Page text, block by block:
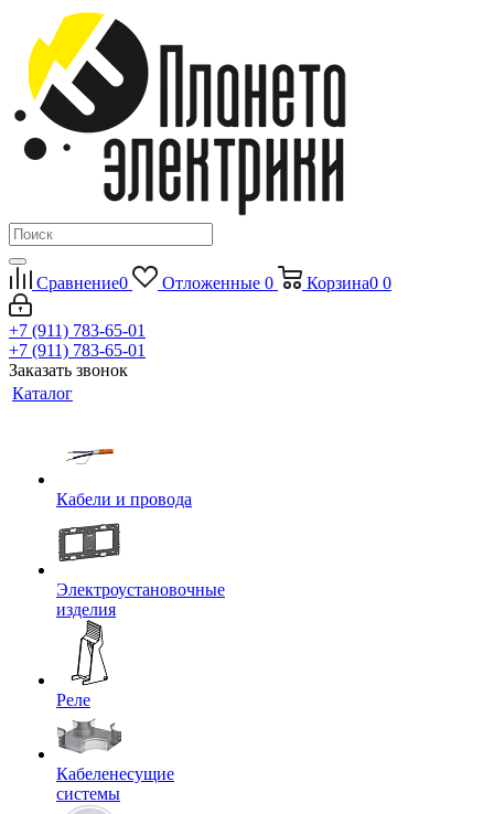
Сравнение0 Отложенные 0 Корзина0 0
+7 (911) 783-65-01
+7 (911) 783-65-01
Заказать звонок
Каталог
Кабели и провода
Электроустановочные
изделия
Реле
Кабеленесущие
системы